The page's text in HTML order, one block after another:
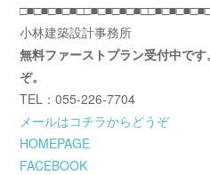
小林建築設計事務所
無料ファーストプラン受付中で
ぞ。
TEL：055-226-7704
メールはコチラからどうぞ
HOMEPAGE
FACEBOOK